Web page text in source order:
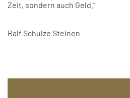
Zeit, sondern auch Geld.“
Ralf Schulze Steinen